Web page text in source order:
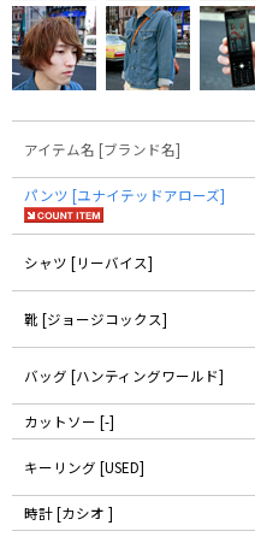
アイテム名 [ブランド名]
パンツ [ユナイテッドアローズ]
シャツ [リーバイス]
靴 [ジョージコックス]
バッグ [ハンティングワールド]
カットソー [-]
キーリング [USED]
時計 [カシオ ]